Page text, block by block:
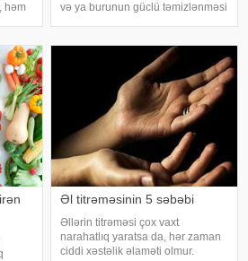
həm
soğa
və ya burunun güclü təmizlənməsi
tez-tez təkrarlanır, çox olursa və
ya çətin dayanırsa, mütlə
Əl titrəməsinin 5 səbəbi
Əllərin titrəməsi çox vaxt
narahatlıq yaratsa da, hər zaman
ciddi xəstəlik əlaməti olmur.